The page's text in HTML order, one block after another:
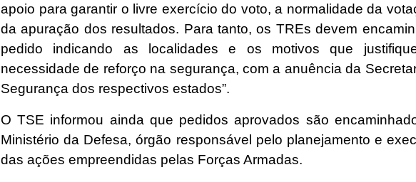
apoio para garantir o livre exercício do voto, a normalidade da
da apuração dos resultados. Para tanto, os TREs devem
pedido indicando as localidades e os motivos que
necessidade de reforço na segurança, com a anuência da
Segurança dos respectivos estados”.
O TSE informou ainda que pedidos aprovados são
Ministério da Defesa, órgão responsável pelo planejamento e
das ações empreendidas pelas Forças Armadas.